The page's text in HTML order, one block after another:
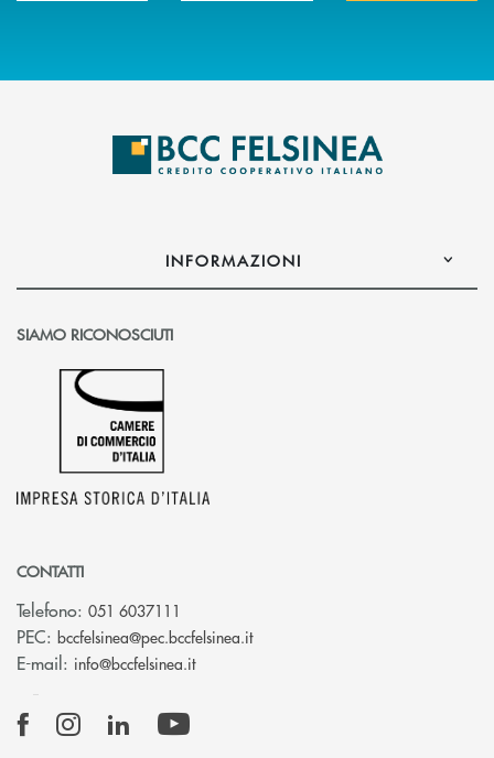
INFORMAZIONI
SIAMO RICONOSCIUTI
CONTATTI
Telefono: 051 6037111
PEC: bccfelsinea@pec.bccfelsinea.it(si apre l’app di posta
E-mail: info@bccfelsinea.it(si apre l’app di posta elettronica)